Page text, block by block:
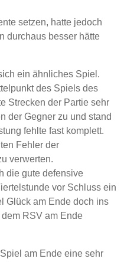
setzen, hatte jedoch
durchaus besser hätte
ein ähnliches Spiel.
des Spiels des
Strecken der Partie sehr
der Gegner zu und stand
fehlte fast komplett.
Fehler der
verwerten.
die gute defensive
vor Schluss ein
Glück am Ende doch ins
RSV am Ende
am Ende eine sehr